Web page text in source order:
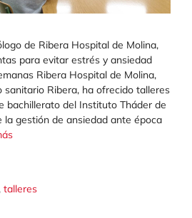
de Ribera Hospital de Molina,
para evitar estrés y ansiedad
Ribera Hospital de Molina,
sanitario Ribera, ha ofrecido talleres
bachillerato del Instituto Tháder de
la gestión de ansiedad ante época
,talleres